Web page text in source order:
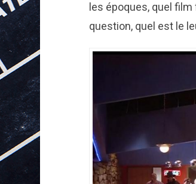
les époques, quel
question, quel est le